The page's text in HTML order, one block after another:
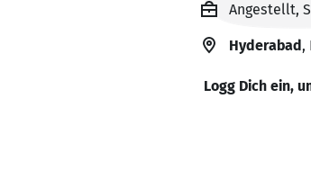
Angestellt,
Hyderabad,
Logg Dich ein,